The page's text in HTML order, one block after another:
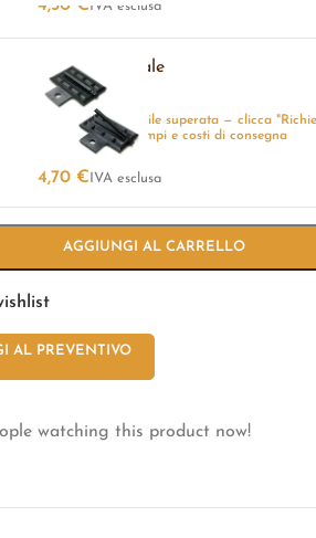
4,50 €IVA esclusa
Tappo terminale
-
4,70 € IVA esclusa
Quantità disponibile superata — clicca
preventivo" per tempi e costi di consegna
AGGIUNGI AL CARRELLO
AL PREVENTIVO
watching this product now!